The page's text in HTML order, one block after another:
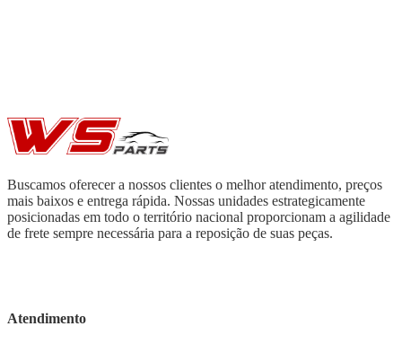
Buscamos oferecer a nossos clientes o melhor atendimento, preços
mais baixos e entrega rápida. Nossas unidades estrategicamente
posicionadas em todo o território nacional proporcionam a agilidade
de frete sempre necessária para a reposição de suas peças.
Atendimento